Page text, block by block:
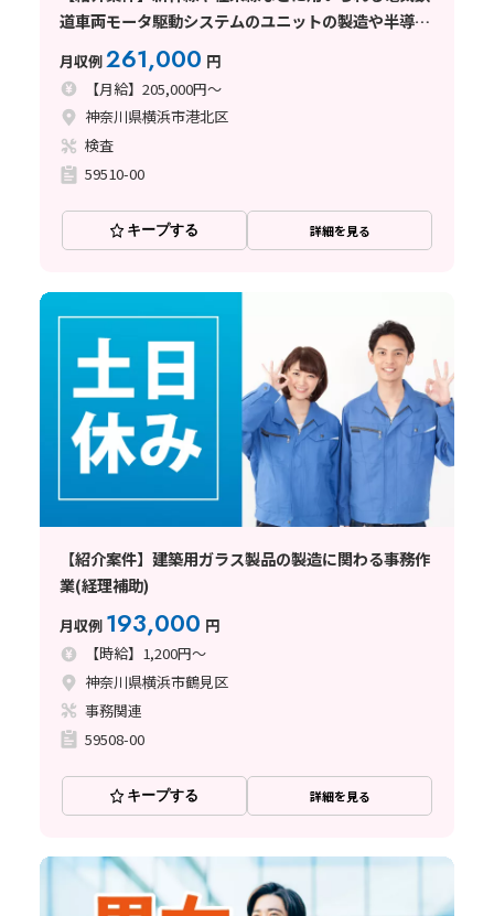
道車両モータ駆動システムのユニットの製造や半導体
の検査テスト工程
月収例261,000 円
【月給】205,000円～
神奈川県横浜市港北区
検査
59510-00
キープする 詳細を見る
【紹介案件】建築用ガラス製品の製造に関わる事務作
業(経理補助)
月収例 193,000 円
【時給】1,200円～
神奈川県横浜市鶴見区
事務関連
59508-00
キープする 詳細を見る